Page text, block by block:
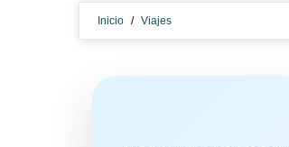
Inicio / Viajes